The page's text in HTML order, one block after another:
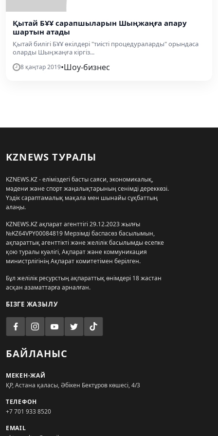
Қытай БҰҰ сарапшыларын Шыңжаңға апару
шартын атады
Қытай билігі БҰҰ өкілдері "тиісті процедураларды" орындаса
оларды Шыңжаңға кіргіз...
8 қаңтар 2019•Шоу-бизнес
KZNEWS ТУРАЛЫ
KZNEWS.KZ - еліміздегі басты саяси, экономикалық,
мәдени және спорт жаңалықтарының сенімді дереккөзі.
Үздік сараптамалық мақала мен шынайы сұқбаттың
алаңы.
KZNEWS.KZ ақпарат агенттігі 29.12.2023 жылғы
№KZ64VPY00084819 Мерзімді баспасөз басылымын,
ақпараттық агенттікті және желілік басылымды есепке
қою туралы куәлігі, Ақпарат және коммуникация
министрлігінің Ақпарат комитетімен берілген.
Бұл желілік ресурстың ақпараттық өнімдері 18 жастан
асқан азаматтарға арналған.
БІЗГЕ ЖАЗЫЛУ
БАЙЛАНЫС
МЕКЕН-ЖАЙ
ҚР, Астана қаласы, Әбікен Бектұров көшесі, 4/3
ТЕЛЕФОН
+7 701 933 8520
EMAIL